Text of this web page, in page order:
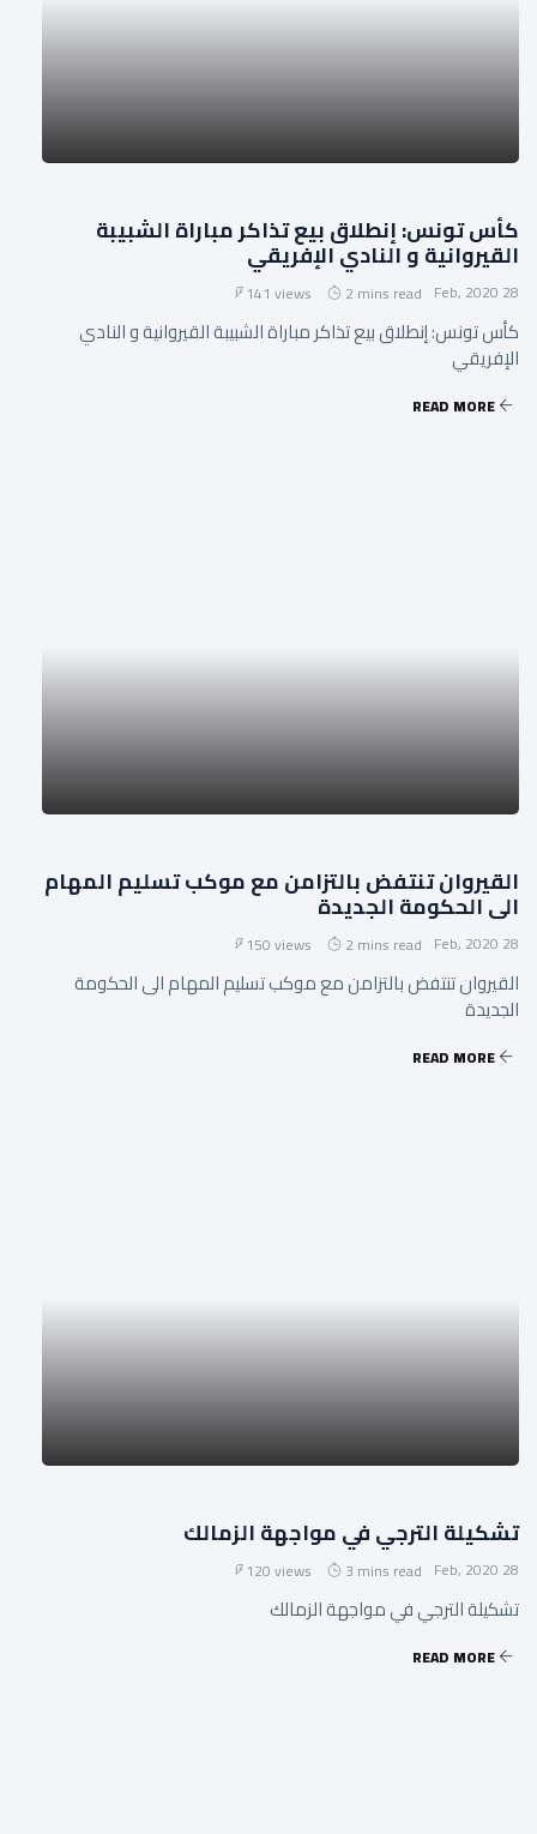
كأس تونس: إنطلاق بيع تذاكر مباراة الشبيبة
القيروانية و النادي الإفريقي
28 Feb, 2020
2 mins read
141 views
كأس تونس: إنطلاق بيع تذاكر مباراة الشبيبة القيروانية و النادي
الإفريقي
READ MORE
القيروان تنتفض بالتزامن مع موكب تسليم المهام
الى الحكومة الجديدة
28 Feb, 2020
2 mins read
150 views
القيروان تنتفض بالتزامن مع موكب تسليم المهام الى الحكومة
الجديدة
READ MORE
تشكيلة الترجي في مواجهة الزمالك
28 Feb, 2020
3 mins read
120 views
تشكيلة الترجي في مواجهة الزمالك
READ MORE